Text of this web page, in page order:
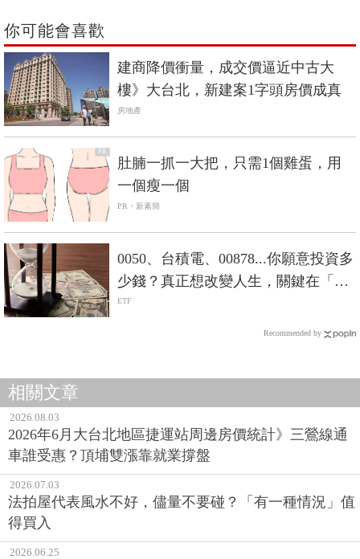
你可能會喜歡
建商降價衝量，成交價逼近中古大
樓》大台北，新建案1字頭房價成真
房地產
PR
肚腩一抓一大把，只需1個雞蛋，用
一個瘦一個
PR・新素簡
0050、台積電、00878...你願意投資多
少錢？真正想改變人生，關鍵在「數
大」
ETF
Recommended by
相關文章
2026.08.03
2026年6月大台北地區捷運站周邊房價統計》三鶯線通
車誰受惠？頂埔雙漲靠就業撐盤
2026.07.03
法拍屋代表風水不好，儘量不要碰？「有一種情況」值
得買入
2026.06.25